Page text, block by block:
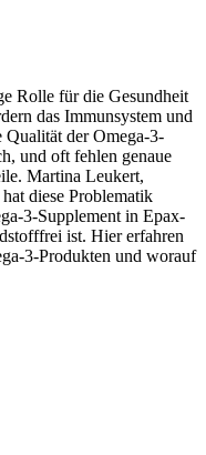
Rolle für die Gesundheit
das Immunsystem und
der Omega-3-
und oft fehlen genaue
Martina Leukert,
diese Problematik
3-Supplement in Epax-
ist. Hier erfahren
3-Produkten und worauf